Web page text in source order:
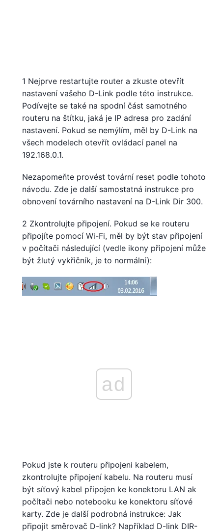
1 Nejprve restartujte router a zkuste otevřít
nastavení vašeho D-Link podle této instrukce.
Podívejte se také na spodní část samotného
routeru na štítku, jaká je IP adresa pro zadání
nastavení. Pokud se nemýlím, měl by D-Link na
všech modelech otevřít ovládací panel na
192.168.0.1.
Nezapomeňte provést tovární reset podle tohoto
návodu. Zde je další samostatná instrukce pro
obnovení továrního nastavení na D-Link Dir 300.
2 Zkontrolujte připojení. Pokud se ke routeru
připojíte pomocí Wi-Fi, měl by být stav připojení
v počítači následující (vedle ikony připojení může
být žlutý vykřičník, je to normální):
ad
Pokud jste k routeru připojeni kabelem,
zkontrolujte připojení kabelu. Na routeru musí
být síťový kabel připojen ke konektoru LAN ak
počítači nebo notebooku ke konektoru síťové
karty. Zde je další podrobná instrukce: Jak
připojit směrovač D-link? Například D-link DIR-